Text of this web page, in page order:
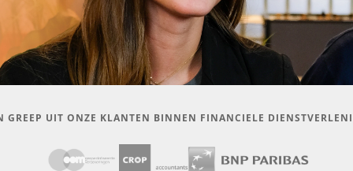
GREEP UIT ONZE KLANTEN BINNEN FINANCIELE